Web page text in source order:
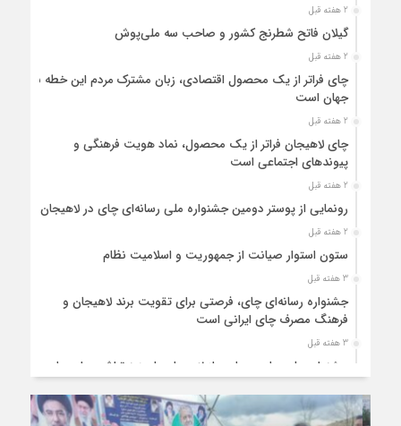
2 هفته قبل
گیلان فاتح شطرنج کشور و صاحب سه ملی‌پوش
2 هفته قبل
چای فراتر از یک محصول اقتصادی، زبان مشترک مردم این خطه با
جهان است
2 هفته قبل
چای لاهیجان فراتر از یک محصول، نماد هویت فرهنگی و
پیوندهای اجتماعی است
2 هفته قبل
رونمایی از پوستر دومین جشنواره ملی رسانه‌ای چای در لاهیجان
2 هفته قبل
ستون استوار صیانت از جمهوریت و اسلامیت نظام
3 هفته قبل
جشنواره رسانه‌ای چای، فرصتی برای تقویت برند لاهیجان و
فرهنگ مصرف چای ایرانی است
3 هفته قبل
جشنواره ملی چای، حمایت از لاهیجان یا هزینه‌تراشی برای چای
4 هفته قبل